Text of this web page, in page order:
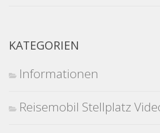
KATEGORIEN
Informationen
Reisemobil Stellplatz